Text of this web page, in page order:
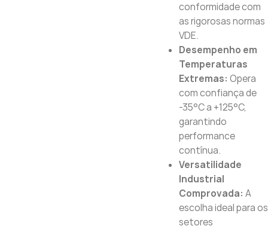
conformidade com
as rigorosas normas
VDE.
Desempenho em
Temperaturas
Extremas: Opera
com confiança de
-35°C a +125°C,
garantindo
performance
contínua.
Versatilidade
Industrial
Comprovada: A
escolha ideal para os
setores